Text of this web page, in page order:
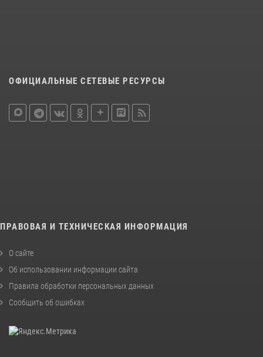
ОФИЦИАЛЬНЫЕ СЕТЕВЫЕ РЕСУРСЫ
ПРАВОВАЯ И ТЕХНИЧЕСКАЯ ИНФОРМАЦИЯ
О сайте
Об использовании информации сайта
Правила обработки персональных данных
Сообщить об ошибках